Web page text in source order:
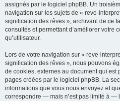
assignés par le logiciel phpBB. Un
navigation sur les sujets de « reve-
signification des rêves », archivant de ce
consultés et permettant d’améliorer votre
qu’utilisateur.
Lors de votre navigation sur « reve-
signification des rêves », nous pouvons
de cookies, externes au document qui
pages créées par le logiciel phpBB. La
informations que vous nous envoyez et
correspondre — mais n’est pas limité à —